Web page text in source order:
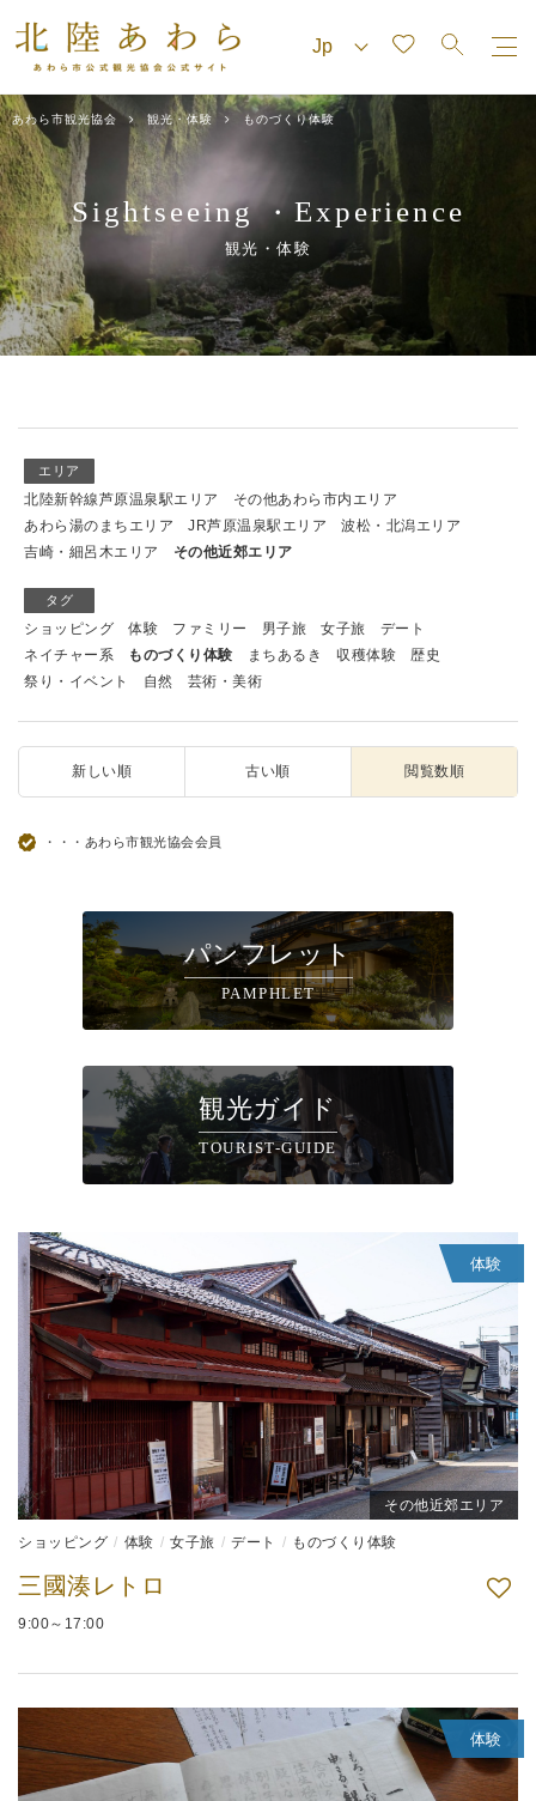
あわら市観光協会 観光・体験 ものづくり体験
Sightseeing・ Experience
観光・体験
エリア
北陸新幹線芦原温泉駅エリア
その他あわら市内エリア
あわら湯のまちエリア
JR芦原温泉駅エリア
波松・北潟エリア
吉崎・細呂木エリア
その他近郊エリア
タグ
ショッピング 体験 ファミリー 男子旅 女子旅
デート
ネイチャー系
ものづくり体験 まちあるき 収穫体験
歴史
祭り・イベント
自然 芸術・美術
新しい順 古い順 閲覧数順
・・・あわら市観光協会会員
パンフレット
PAMPHLET
観光ガイド
TOURIST-GUIDE
体験
その他近郊エリア
ショッピング 体験 女子旅 デート ものづくり体験
三國湊レトロ
9:00～17:00
体験